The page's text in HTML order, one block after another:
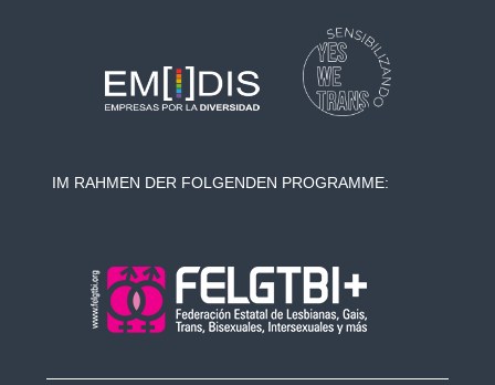
IM RAHMEN DER FOLGENDEN PROGRAMME: